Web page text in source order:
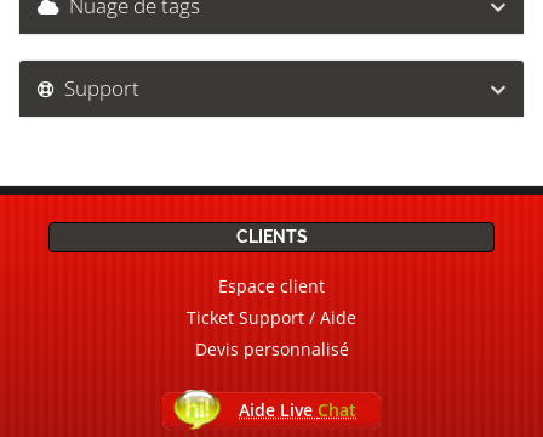
Support
CLIENTS
Espace client
Ticket Support / Aide
Devis personnalisé
Aide Live Chat